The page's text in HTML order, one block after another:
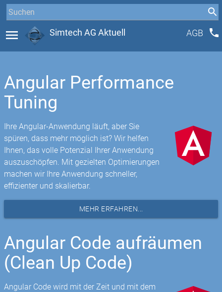
menu Simtech AG Aktuell AGB phone
Angular Performance
Tuning
Ihre Angular-Anwendung läuft, aber Sie
spüren, dass mehr möglich ist? Wir helfen
Ihnen, das volle Potenzial Ihrer Anwendung
auszuschöpfen. Mit gezielten Optimierungen
machen wir Ihre Anwendung schneller,
effizienter und skalierbar.
MEHR ERFAHREN...
Angular Code aufräumen
(Clean Up Code)
Angular Code wird mit der Zeit und mit dem